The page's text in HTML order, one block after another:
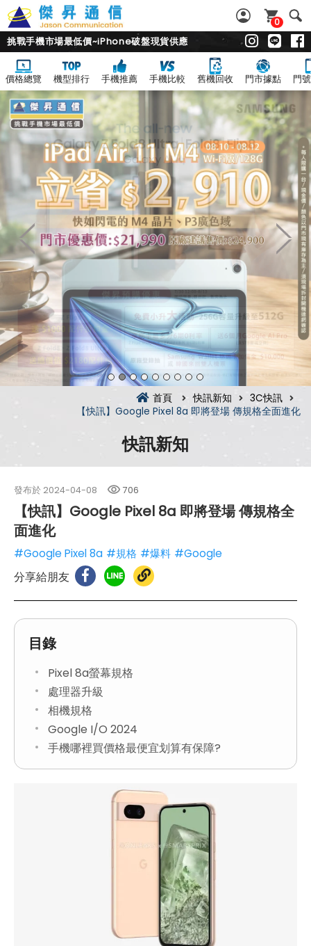
0
挑戰手機市場最低價~iPhone破盤現貨供應
價格總覽 機型排行 手機推薦 手機比較 舊機回收 門市據點 門
首頁 快訊新知
3C快訊
【快訊】Google Pixel 8a 即將登場 傳規格全面進化
快訊新知
發布於 2024-04-08 706
【快訊】Google Pixel 8a 即將登場 傳規格全
面進化
#Google Pixel 8a #規格 #爆料 #Google
分享給朋友
目錄
Pixel 8a螢幕規格
處理器升級
相機規格
Google I/O 2024
手機哪裡買價格最便宜划算有保障?